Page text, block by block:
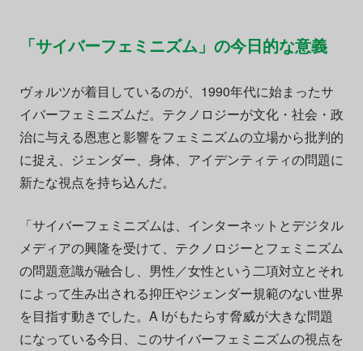
「サイバーフェミニズム」の今日的な意義
ヴォルツが着目しているのが、1990年代に始まったサ
イバーフェミニズムだ。テクノロジーが文化・社会・政
治に与える恩恵と影響をフェミニズムの立場から批判的
に捉え、ジェンダー、身体、アイデンティティの問題に
新たな視点を持ち込んだ。
「サイバーフェミニズムは、インターネットとデジタル
メディアの興隆を受けて、テクノロジーとフェミニズム
の問題意識が融合し、男性／女性という二項対立とそれ
によって生み出される抑圧やジェンダー規範のない世界
を目指す動きでした。A Iがもたらす脅威が大きな問題
になっている今日、このサイバーフェミニズムの視点を